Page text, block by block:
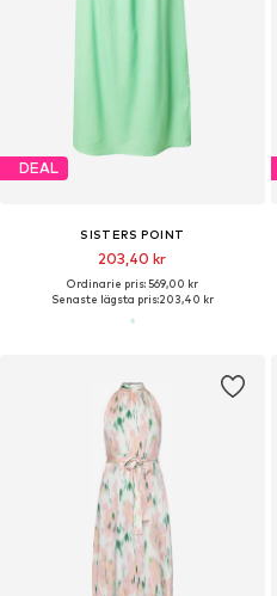
DEAL
SISTERS POINT
203,40 kr
Ordinarie pris: 569,00 kr
Senaste lägsta pris:203,40 kr